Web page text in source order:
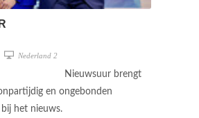
Nederland 2
Nieuwsuur brengt
en ongebonden
het nieuws.